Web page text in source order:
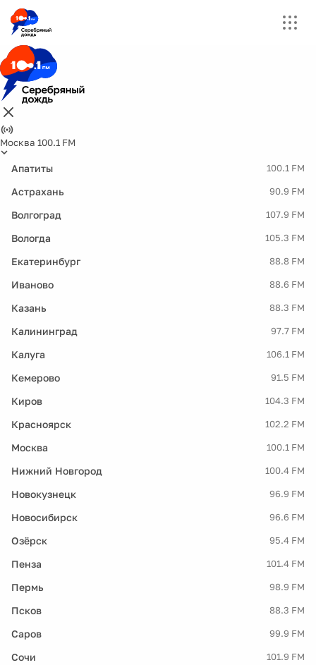
Москва 100.1 FM
Апатиты 100.1 FM
Астрахань 90.9 FM
Волгоград 107.9 FM
Вологда 105.3 FM
Екатеринбург 88.8 FM
Иваново 88.6 FM
Казань 88.3 FM
Калининград 97.7 FM
Калуга 106.1 FM
Кемерово 91.5 FM
Киров 104.3 FM
Красноярск 102.2 FM
Москва 100.1 FM
Нижний Новгород 100.4 FM
Новокузнецк 96.9 FM
Новосибирск 96.6 FM
Озёрск 95.4 FM
Пенза 101.4 FM
Пермь 98.9 FM
Псков 88.3 FM
Саров 99.9 FM
Сочи 101.9 FM